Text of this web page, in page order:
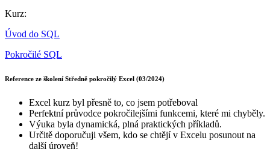
Kurz:
Úvod do SQL
Pokročilé SQL
Reference ze školení Středně pokročilý Excel (03/2024)
Excel kurz byl přesně to, co jsem potřeboval
Perfektní průvodce pokročilejšími funkcemi, které mi chyběly.
Výuka byla dynamická, plná praktických příkladů.
Určitě doporučuji všem, kdo se chtějí v Excelu posunout na
další úroveň!